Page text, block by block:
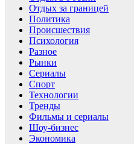
Отдых за границей
Политика
Происшествия
Психология
Разное
Рынки
Сериалы
Спорт
Технологии
Тренды
Фильмы и сериалы
Шоу-бизнес
Экономика